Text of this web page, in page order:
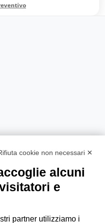
cookie non necessari ✕
alcuni
e
partner utilizziamo i